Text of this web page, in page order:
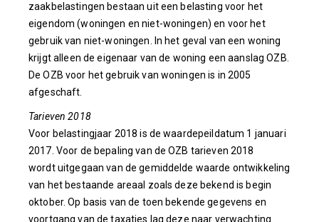
zaakbelastingen bestaan uit een belasting voor het
eigendom (woningen en niet-woningen) en voor het
gebruik van niet-woningen. In het geval van een woning
krijgt alleen de eigenaar van de woning een aanslag OZB.
De OZB voor het gebruik van woningen is in 2005
afgeschaft.
Tarieven 2018
Voor belastingjaar 2018 is de waardepeildatum 1 januari
2017. Voor de bepaling van de OZB tarieven 2018
wordt uitgegaan van de gemiddelde waarde ontwikkeling
van het bestaande areaal zoals deze bekend is begin
oktober. Op basis van de toen bekende gegevens en
voortgang van de taxaties lag deze naar verwachting